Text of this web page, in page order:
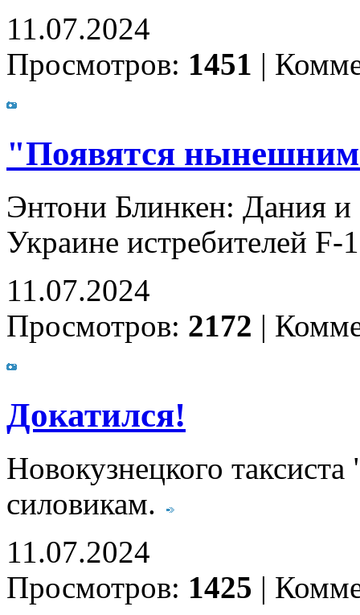
11.07.2024
Просмотров: 1451 |
"Появятся
Энтони Блинкен: Дания и
Украине истребителей F-
11.07.2024
Просмотров: 2172 |
Докатился!
Новокузнецкого
силовикам.
11.07.2024
Просмотров: 1425 |